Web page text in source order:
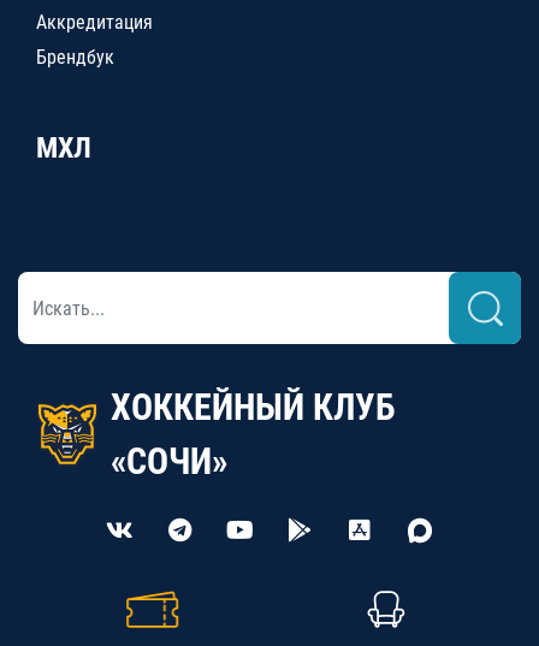
Аккредитация
Брендбук
МХЛ
ХОККЕЙНЫЙ КЛУБ
«СОЧИ»